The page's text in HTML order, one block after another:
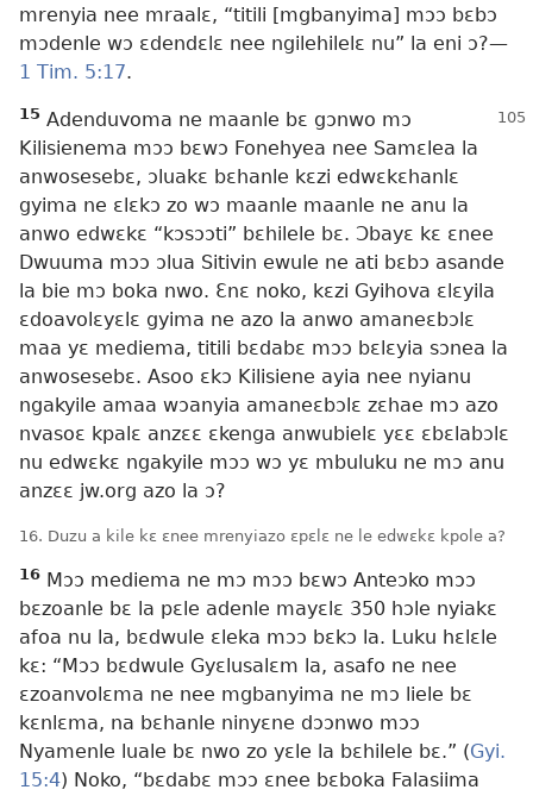
mrenyia nee mraalɛ, “titili [mgbanyima] mɔɔ bɛbɔ
mɔdenle wɔ ɛdendɛlɛ nee ngilehilelɛ nu” la eni ɔ?​—
1 Tim. 5:17.
15 Adenduvoma ne maanle bɛ gɔnwo mɔ
Kilisienema mɔɔ bɛwɔ Fonehyea nee Samɛlea la
anwosesebɛ, ɔluakɛ bɛhanle kɛzi edwɛkɛhanlɛ
gyima ne ɛlɛkɔ zo wɔ maanle maanle ne anu la
anwo edwɛkɛ “kɔsɔɔti” bɛhilele bɛ. Ɔbayɛ kɛ ɛnee
Dwuuma mɔɔ ɔlua Sitivin ewule ne ati bɛbɔ asande
la bie mɔ boka nwo. Ɛnɛ noko, kɛzi Gyihova ɛlɛyila
ɛdoavolɛyɛlɛ gyima ne azo la anwo amaneɛbɔlɛ
maa yɛ mediema, titili bɛdabɛ mɔɔ bɛlɛyia sɔnea la
anwosesebɛ. Asoo ɛkɔ Kilisiene ayia nee nyianu
ngakyile amaa wɔanyia amaneɛbɔlɛ zɛhae mɔ azo
nvasoɛ kpalɛ anzɛɛ ɛkenga anwubielɛ yɛɛ ɛbɛlabɔlɛ
nu edwɛkɛ ngakyile mɔɔ wɔ yɛ mbuluku ne mɔ anu
anzɛɛ jw.org azo la ɔ?
16. Duzu a kile kɛ ɛnee mrenyiazo ɛpɛlɛ ne le edwɛkɛ kpole a?
16 Mɔɔ mediema ne mɔ mɔɔ bɛwɔ Anteɔko mɔɔ
bɛzoanle bɛ la pɛle adenle mayɛlɛ 350 hɔle nyiakɛ
afoa nu la, bɛdwule ɛleka mɔɔ bɛkɔ la. Luku hɛlɛle
kɛ: “Mɔɔ bɛdwule Gyɛlusalɛm la, asafo ne nee
ɛzoanvolɛma ne nee mgbanyima ne mɔ liele bɛ
kɛnlɛma, na bɛhanle ninyɛne dɔɔnwo mɔɔ
Nyamenle luale bɛ nwo zo yɛle la bɛhilele bɛ.” (Gyi.
15:4) Noko, “bɛdabɛ mɔɔ ɛnee bɛboka Falasiima